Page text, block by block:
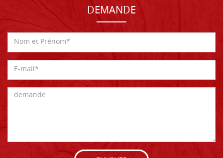
DEMANDE